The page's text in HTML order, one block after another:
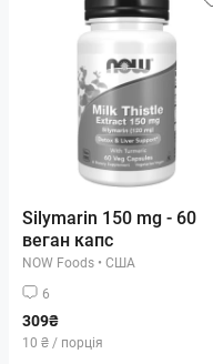
Silymarin 150 mg - 60
веган капс
NOW Foods • США
6
309₴
10 ₴ / порція